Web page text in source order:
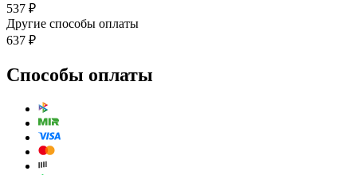
537 ₽
Другие способы оплаты
637 ₽
Способы оплаты